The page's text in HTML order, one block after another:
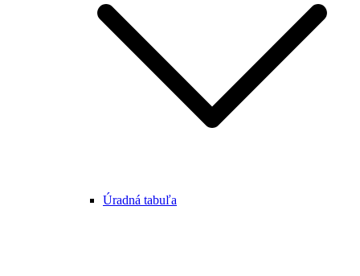
Úradná tabuľa